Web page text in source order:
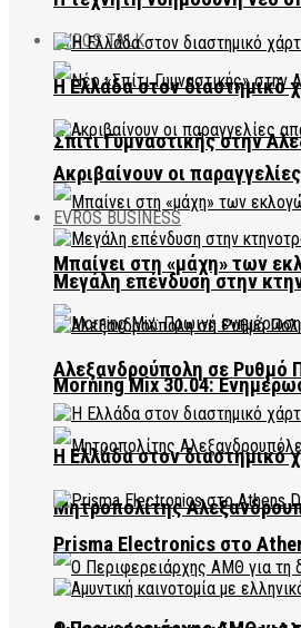
EVROS TALK
Σπίτι Γυμναστικής στην
Μπαίνει στη «μάχη» των
Morning Mix 30.04:
Μητροπολίτης
Η Ελλάδα στον διαστημικό
Ακριβαίνουν οι
EVROS BUSINESS
Μεγάλη επένδυση στην
Αλεξανδρούπολη σε Ρυθμό
Η Ελλάδα στον διαστημικό
Prisma Electronics στο